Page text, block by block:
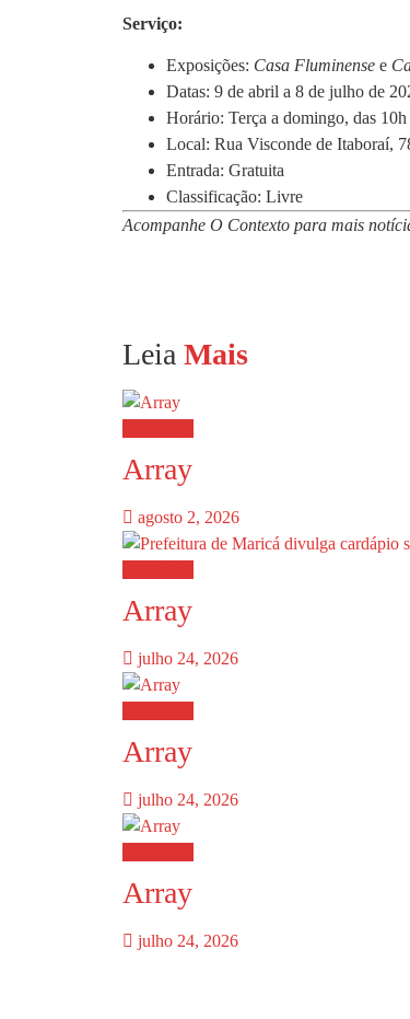
Serviço:
Exposições: Casa Fluminense e
Datas: 9 de abril a 8 de julho de
Horário: Terça a domingo, das 10h
Local: Rua Visconde de Itaboraí,
Entrada: Gratuita
Classificação: Livre
Acompanhe O Contexto para mais
Leia Mais
Array
agosto 2, 2026
Array
julho 24, 2026
Array
julho 24, 2026
Array
julho 24, 2026